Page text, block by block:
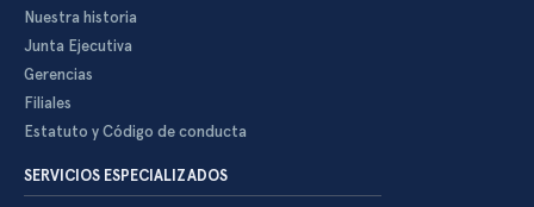
Nuestra historia
Junta Ejecutiva
Gerencias
Filiales
Estatuto y Código de conducta
SERVICIOS ESPECIALIZADOS